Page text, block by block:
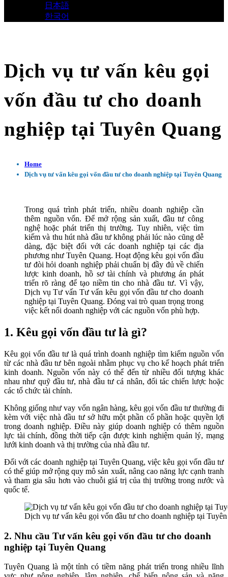
日本語
한국어
Dịch vụ tư vấn kêu gọi
vốn đầu tư cho doanh
nghiệp tại Tuyên Quang
Home
Dịch vụ tư vấn kêu gọi vốn đầu tư cho doanh nghiệp tại Tuyên Quang
Trong quá trình phát triển, nhiều doanh nghiệp cần
thêm nguồn vốn. Để mở rộng sản xuất, đầu tư công
nghệ hoặc phát triển thị trường. Tuy nhiên, việc tìm
kiếm và thu hút nhà đầu tư không phải lúc nào cũng dễ
dàng, đặc biệt đối với các doanh nghiệp tại các địa
phương như Tuyên Quang. Hoạt động kêu gọi vốn đầu
tư đòi hỏi doanh nghiệp phải chuẩn bị đầy đủ về chiến
lược kinh doanh, hồ sơ tài chính và phương án phát
triển rõ ràng để tạo niềm tin cho nhà đầu tư. Vì vậy,
Dịch vụ Tư vấn Tư vấn kêu gọi vốn đầu tư cho doanh
nghiệp tại Tuyên Quang. Đóng vai trò quan trọng trong
việc kết nối doanh nghiệp với các nguồn vốn phù hợp.
1. Kêu gọi vốn đầu tư là gì?
Kêu gọi vốn đầu tư là quá trình doanh nghiệp tìm kiếm nguồn vốn
từ các nhà đầu tư bên ngoài nhằm phục vụ cho kế hoạch phát triển
kinh doanh. Nguồn vốn này có thể đến từ nhiều đối tượng khác
nhau như quỹ đầu tư, nhà đầu tư cá nhân, đối tác chiến lược hoặc
các tổ chức tài chính.
Không giống như vay vốn ngân hàng, kêu gọi vốn đầu tư thường đi
kèm với việc nhà đầu tư sở hữu một phần cổ phần hoặc quyền lợi
trong doanh nghiệp. Điều này giúp doanh nghiệp có thêm nguồn
lực tài chính, đồng thời tiếp cận được kinh nghiệm quản lý, mạng
lưới kinh doanh và thị trường của nhà đầu tư.
Đối với các doanh nghiệp tại Tuyên Quang, việc kêu gọi vốn đầu tư
có thể giúp mở rộng quy mô sản xuất, nâng cao năng lực cạnh tranh
và tham gia sâu hơn vào chuỗi giá trị của thị trường trong nước và
quốc tế.
Dịch vụ tư vấn kêu gọi vốn đầu tư cho doanh nghiệp tại
2. Nhu cầu Tư vấn kêu gọi vốn đầu tư cho doanh
nghiệp tại Tuyên Quang
Tuyên Quang là một tỉnh có tiềm năng phát triển trong nhiều lĩnh